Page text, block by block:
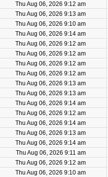
Thu Aug 06, 2026 9:12 am
Thu Aug 06, 2026 9:13 am
Thu Aug 06, 2026 9:10 am
Thu Aug 06, 2026 9:14 am
Thu Aug 06, 2026 9:12 am
Thu Aug 06, 2026 9:12 am
Thu Aug 06, 2026 9:12 am
Thu Aug 06, 2026 9:12 am
Thu Aug 06, 2026 9:13 am
Thu Aug 06, 2026 9:13 am
Thu Aug 06, 2026 9:14 am
Thu Aug 06, 2026 9:12 am
Thu Aug 06, 2026 9:14 am
Thu Aug 06, 2026 9:13 am
Thu Aug 06, 2026 9:14 am
Thu Aug 06, 2026 9:11 am
Thu Aug 06, 2026 9:12 am
Thu Aug 06, 2026 9:10 am